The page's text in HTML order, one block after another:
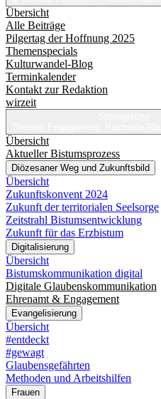
Übersicht
Alle Beiträge
Pilgertag der Hoffnung 2025
Themenspecials
Kulturwandel-Blog
Terminkalender
Kontakt zur Redaktion
wirzeit
Übersicht
Aktueller Bistumsprozess
Diözesaner Weg und Zukunftsbild
Übersicht
Zukunftskonvent 2024
Zukunft der territorialen Seelsorge
Zeitstrahl Bistumsentwicklung
Zukunft für das Erzbistum
Digitalisierung
Übersicht
Bistumskommunikation digital
Digitale Glaubenskommunikation
Ehrenamt & Engagement
Evangelisierung
Übersicht
#entdeckt
#gewagt
Glaubensgefährten
Methoden und Arbeitshilfen
Frauen